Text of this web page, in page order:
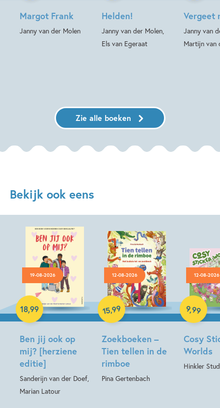
Margot Frank
Janny van der Molen
Helden!
Janny van der Molen,
Els van Egeraat
Vergeet
Janny van
Martijn van
Zie alle boeken
Bekijk ook eens
19-08-2026
Ben jij ook op
mij? [herziene
editie]
Sanderijn van der Doef,
Marian Latour
18,99
Hardcover
12-08-2026
Zoekboeken –
Tien tellen in de
rimboe
Pina Gertenbach
15,99
Hardcover
12-08-2026
Cosy
Worlds
Hinkler
9,99
Paperback